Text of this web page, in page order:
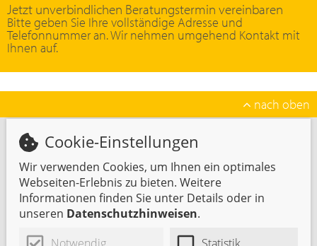
Jetzt unverbindlichen Beratungstermin vereinbaren
Bitte geben Sie Ihre vollständige Adresse und
Telefonnummer an. Wir nehmen umgehend Kontakt mit
Ihnen auf.
nach oben
Veit Dennert KG
Veit-Dennert-Straße 7
96132 Schlüsselfeld / Deutschland
Telefon: 09552 71-0
Fax: 09552 71-187
E-Mail:info@ dennert.de
Cookie-Einstellungen
Wir verwenden Cookies, um Ihnen ein optimales
Webseiten-Erlebnis zu bieten. Weitere
Informationen finden Sie unter Details oder in
unseren Datenschutzhinweisen.